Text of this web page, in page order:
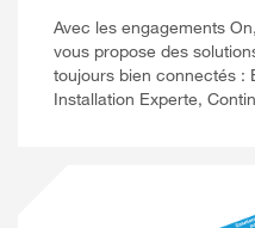
Avec les engagements
vous propose des
toujours bien connectés :
Installation Experte,